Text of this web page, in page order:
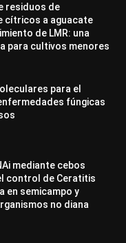
residuos de
cítricos a aguacate
de LMR: una
para cultivos menores
para el
fúngicas
mediante cebos
control de Ceratitis
en semicampo y
no diana